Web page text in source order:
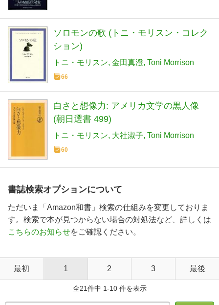
ソロモンの歌 (トニ・モリスン・コレク
ション)
トニ・モリスン 金田真澄 Toni Morrison
66
白さと想像力: アメリカ文学の黒人像
(朝日選書 499)
トニ・モリスン 大社淑子 Toni Morrison
60
書誌検索オプションについて
ただいま「Amazon和書」検索の仕組みを変更しておりま
す。検索で本が見つからない場合の対処法など、詳しくは
こちらのお知らせをご確認ください。
最初 1 2 3 最後
全21件中 1-10 件を表示